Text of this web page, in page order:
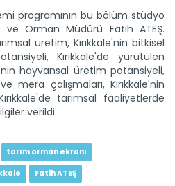
programının bu bölüm stüdyo
ve Orman Müdürü Fatih ATEŞ.
üretim, Kırıkkale'nin bitkisel
Kırıkkale'de yürütülen
hayvansal üretim potansiyeli,
mera çalışmaları, Kırıkkale'nin
tarımsal faaliyetlerde
verildi.
tarım orman ekranı
Fatih ATEŞ
gündemini izleyici ile...